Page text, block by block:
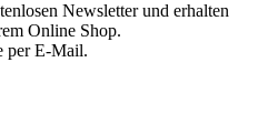
Newsletter und erhalten
Online Shop.
per E-Mail.